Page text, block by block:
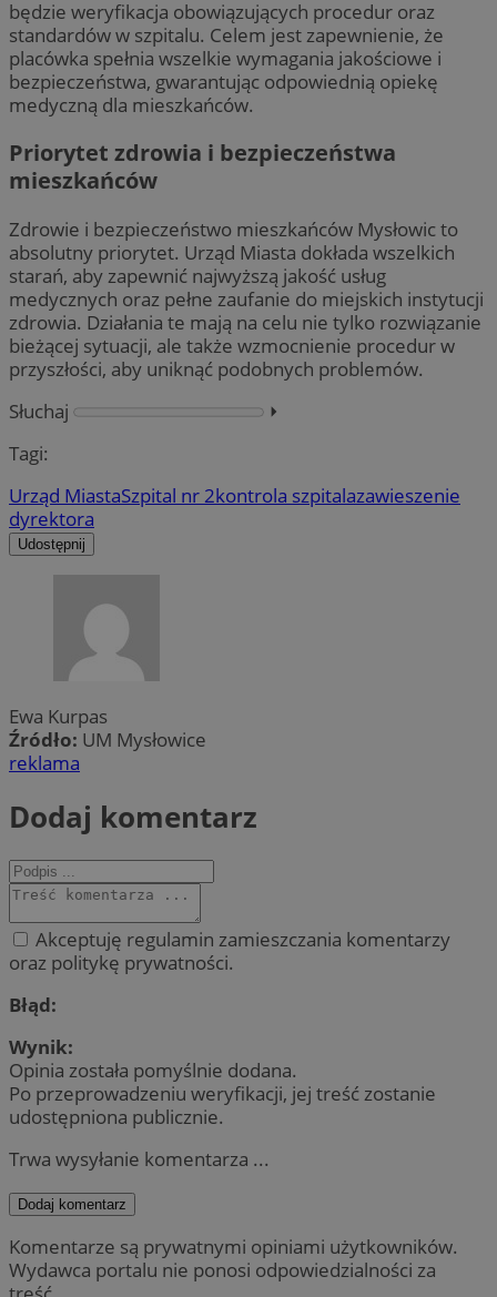
będzie weryfikacja obowiązujących procedur oraz
standardów w szpitalu. Celem jest zapewnienie, że
placówka spełnia wszelkie wymagania jakościowe i
bezpieczeństwa, gwarantując odpowiednią opiekę
medyczną dla mieszkańców.
Priorytet zdrowia i bezpieczeństwa
mieszkańców
Zdrowie i bezpieczeństwo mieszkańców Mysłowic to
absolutny priorytet. Urząd Miasta dokłada wszelkich
starań, aby zapewnić najwyższą jakość usług
medycznych oraz pełne zaufanie do miejskich instytucji
zdrowia. Działania te mają na celu nie tylko rozwiązanie
bieżącej sytuacji, ale także wzmocnienie procedur w
przyszłości, aby uniknąć podobnych problemów.
Słuchaj
⏵︎
Tagi:
Urząd MiastaSzpital nr 2kontrola szpitalazawieszenie
dyrektora
Udostępnij
Ewa Kurpas
Źródło: UM Mysłowice
reklama
Dodaj komentarz
Akceptuję regulamin zamieszczania komentarzy
oraz politykę prywatności.
Błąd:
Wynik:
Opinia została pomyślnie dodana.
Po przeprowadzeniu weryfikacji, jej treść zostanie
udostępniona publicznie.
Trwa wysyłanie komentarza ...
Dodaj komentarz
Komentarze są prywatnymi opiniami użytkowników.
Wydawca portalu nie ponosi odpowiedzialności za